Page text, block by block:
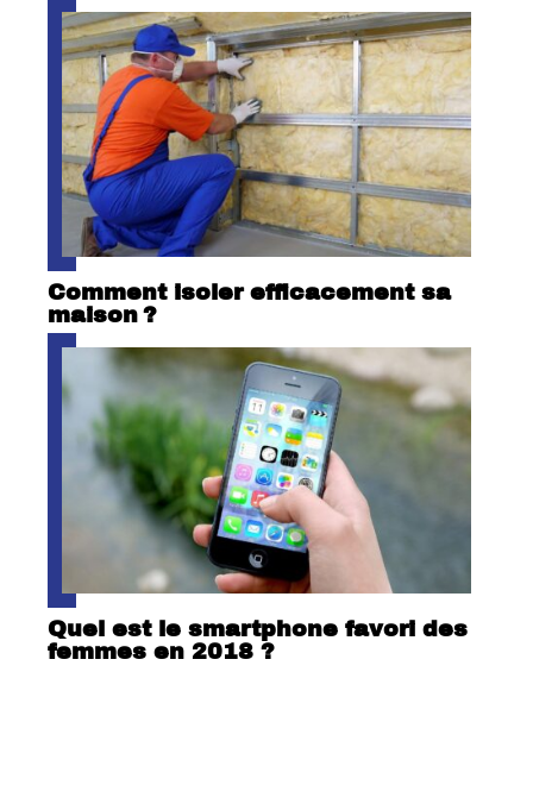
Comment isoler efficacement sa
maison ?
Quel est le smartphone favori des
femmes en 2018 ?